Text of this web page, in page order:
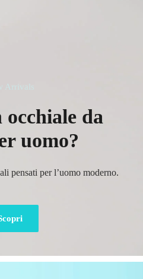
da
uomo?
pensati per l’uomo moderno.